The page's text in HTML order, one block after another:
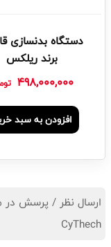
دستگاه بدنسازی
برند ریلکس
498,000,000
افزودن به سبد
ارسال نظر / پرسش در
CyThech